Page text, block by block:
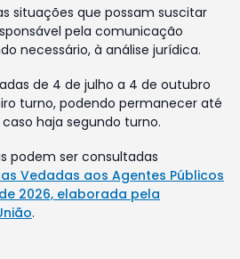
situações que possam suscitar
pela comunicação
necessário, à análise jurídica.
de 4 de julho a 4 de outubro
turno, podendo permanecer até
haja segundo turno.
podem ser consultadas
Vedadas aos Agentes Públicos
2026, elaborada pela
.